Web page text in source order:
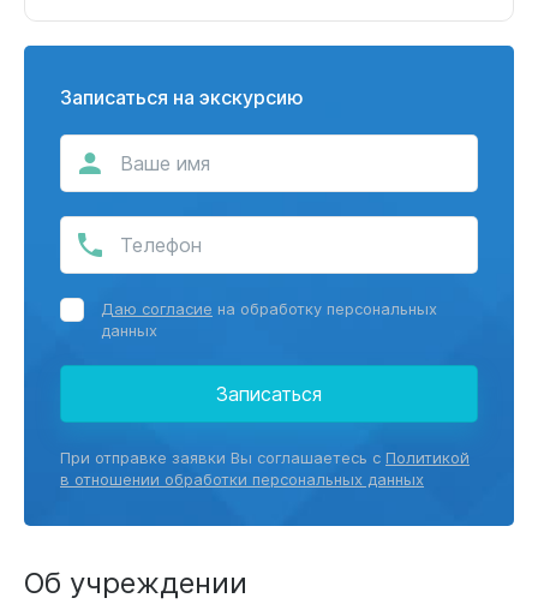
Записаться на экскурсию
Даю согласие на обработку персональных
данных
Записаться
При отправке заявки Вы соглашаетесь с Политикой
в отношении обработки персональных данных
Об учреждении